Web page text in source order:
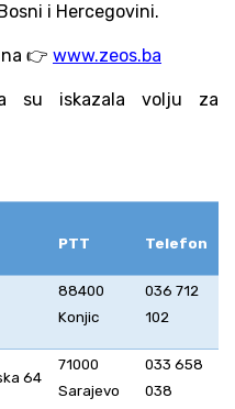
i Hercegovini.
👉 www.zeos.ba
su iskazala volju za
PTT Telefon
88400
Konjic
036 712
102
64
71000
Sarajevo
033 658
038